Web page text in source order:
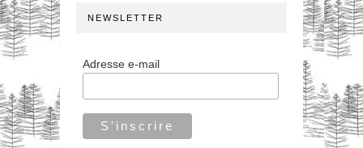
NEWSLETTER
Adresse e-mail